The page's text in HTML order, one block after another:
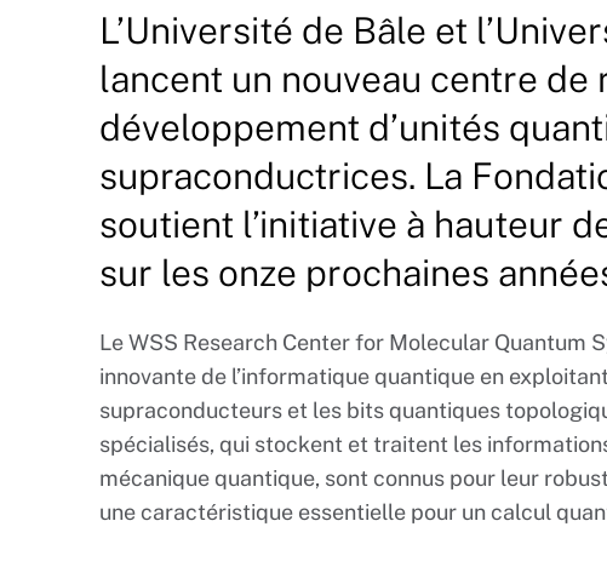
L’Université de Bâle et
lancent un nouveau centre de
développement d’unités
supraconductrices. La
soutient l’initiative à hauteur
sur les onze prochaines
Le WSS Research Center for Molecular Quantum
innovante de l’informatique quantique en
supraconducteurs et les bits quantiques
spécialisés, qui stockent et traitent les
mécanique quantique, sont connus pour leur
une caractéristique essentielle pour un calcul